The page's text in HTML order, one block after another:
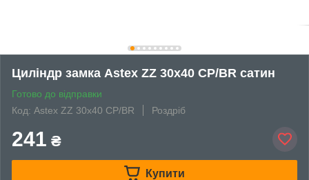
Циліндр замка Astex ZZ 30x40 CP/BR cатин
Готово до відправки
Код: Astex ZZ 30x40 CP/BR
Роздріб
241 ₴
Купити